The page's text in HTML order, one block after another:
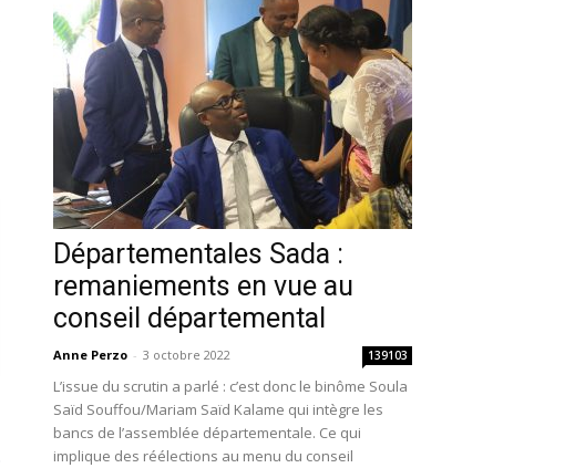
Départementales Sada :
remaniements en vue au
conseil départemental
Anne Perzo - 3 octobre 2022 139103
L’issue du scrutin a parlé : c’est donc le binôme Soula
Saïd Souffou/Mariam Saïd Kalame qui intègre les
bancs de l’assemblée départementale. Ce qui
implique des réélections au menu du conseil